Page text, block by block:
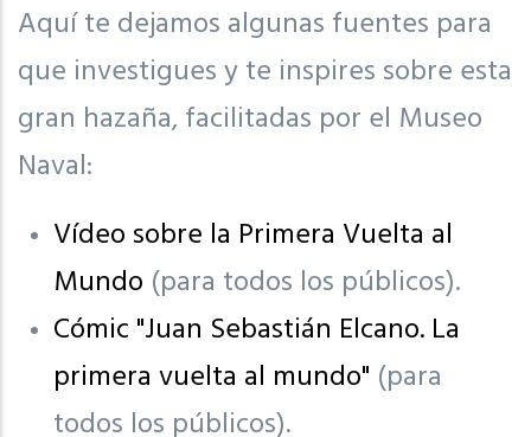
Aquí te dejamos algunas fuentes para
que investigues y te inspires sobre esta
gran hazaña, facilitadas por el Museo
Naval:
Vídeo sobre la Primera Vuelta al
Mundo (para todos los públicos).
Cómic "Juan Sebastián Elcano. La
primera vuelta al mundo" (para
todos los públicos).